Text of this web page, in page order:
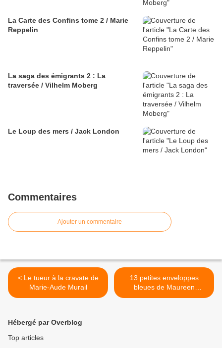
La Carte des Confins tome 2 / Marie
Reppelin
La saga des émigrants 2 : La
traversée / Vilhelm Moberg
Le Loup des mers / Jack London
Commentaires
Ajouter un commentaire
< Le tueur à la cravate de
Marie-Aude Murail
13 petites enveloppes
bleues de Maureen
Johnson >
Hébergé par Overblog
Top articles